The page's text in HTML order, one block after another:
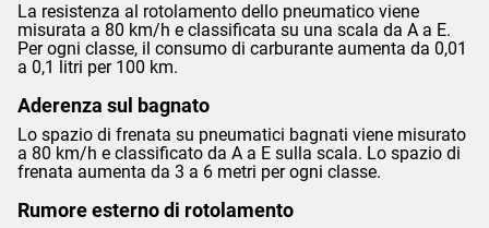
La resistenza al rotolamento dello pneumatico viene
misurata a 80 km/h e classificata su una scala da A a E.
Per ogni classe, il consumo di carburante aumenta da 0,01
a 0,1 litri per 100 km.
Aderenza sul bagnato
Lo spazio di frenata su pneumatici bagnati viene misurato
a 80 km/h e classificato da A a E sulla scala. Lo spazio di
frenata aumenta da 3 a 6 metri per ogni classe.
Rumore esterno di rotolamento